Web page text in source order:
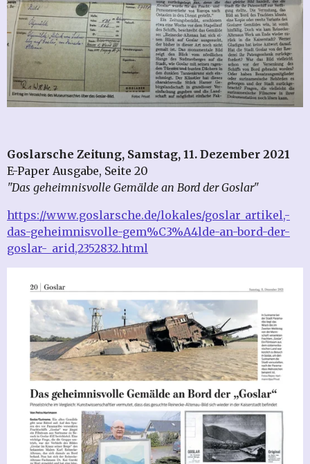
Goslarsche Zeitung, Samstag, 11. Dezember 2021
E-Paper Ausgabe, Seite 20
"Das geheimnisvolle Gemälde an Bord der Goslar"
https://www.goslarsche.de/lokales/goslar_artikel,-
das-geheimnisvolle-gem%C3%A4lde-an-bord-der-
goslar-_arid,2352832.html